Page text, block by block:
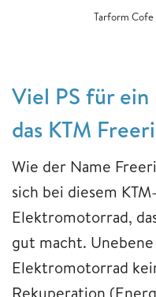
Tarform Cofe
Viel PS für
das KTM
Wie der Name
sich bei diesem
Elektromotorrad,
gut macht.
Elektromotorrad
Rekuperation